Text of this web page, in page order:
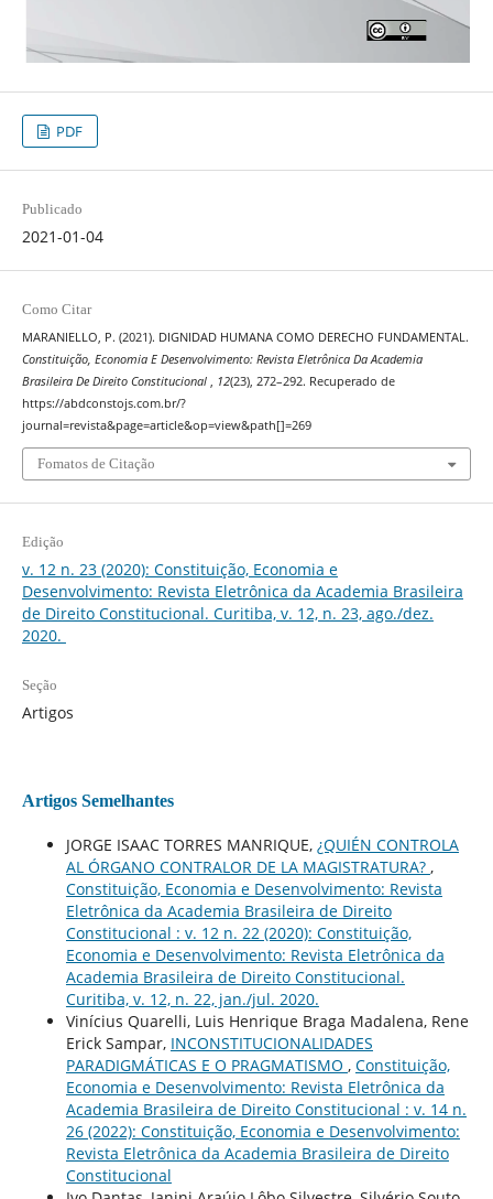
PDF
Publicado
2021-01-04
Como Citar
MARANIELLO, P. (2021). DIGNIDAD HUMANA COMO DERECHO FUNDAMENTAL.
Constituição, Economia E Desenvolvimento: Revista Eletrônica Da Academia
Brasileira De Direito Constitucional
12(23), 272–292. Recuperado de
https://abdconstojs.com.br/?
journal=revista&page=article&op=view&path[]=269
Fomatos de Citação
Edição
v. 12 n. 23 (2020): Constituição, Economia e
Desenvolvimento: Revista Eletrônica da Academia Brasileira
de Direito Constitucional. Curitiba, v. 12, n. 23, ago./dez.
2020.
Seção
Artigos
Artigos Semelhantes
JORGE ISAAC TORRES MANRIQUE, ¿QUIÉN CONTROLA
AL ÓRGANO CONTRALOR DE LA MAGISTRATURA? ,
Constituição, Economia e Desenvolvimento: Revista
Eletrônica da Academia Brasileira de Direito
Constitucional : v. 12 n. 22 (2020): Constituição,
Economia e Desenvolvimento: Revista Eletrônica da
Academia Brasileira de Direito Constitucional.
Curitiba, v. 12, n. 22, jan./jul. 2020.
Vinícius Quarelli, Luis Henrique Braga Madalena, Rene
Erick Sampar, INCONSTITUCIONALIDADES
PARADIGMÁTICAS E O PRAGMATISMO , Constituição,
Economia e Desenvolvimento: Revista Eletrônica da
Academia Brasileira de Direito Constitucional : v. 14 n.
26 (2022): Constituição, Economia e Desenvolvimento:
Revista Eletrônica da Academia Brasileira de Direito
Constitucional